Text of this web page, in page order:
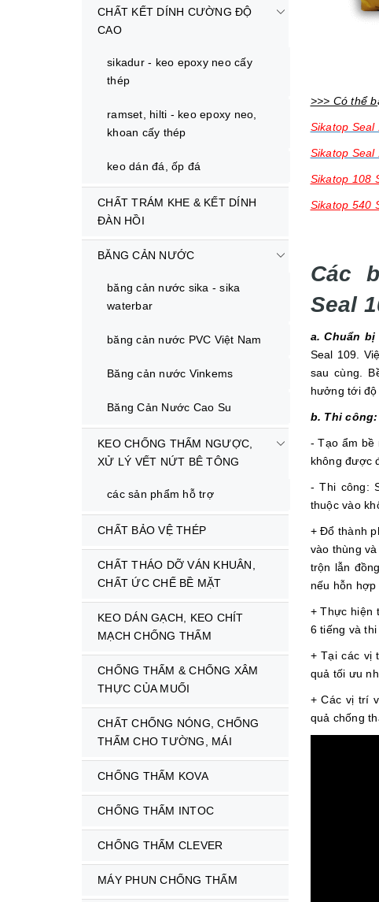
CHẤT KẾT DÍNH CƯỜNG ĐỘ
CAO
sikadur - keo epoxy neo cấy
thép
ramset, hilti - keo epoxy neo,
khoan cấy thép
keo dán đá, ốp đá
CHẤT TRÁM KHE & KẾT DÍNH
ĐÀN HỒI
BĂNG CẢN NƯỚC
băng cản nước sika - sika
waterbar
băng cản nước PVC Việt Nam
Băng cản nước Vinkems
Băng Cản Nước Cao Su
KEO CHỐNG THẤM NGƯỢC,
XỬ LÝ VẾT NỨT BÊ TÔNG
các sản phẩm hỗ trợ
CHẤT BẢO VỆ THÉP
CHẤT THÁO DỠ VÁN KHUÂN,
CHẤT ỨC CHẾ BỀ MẶT
KEO DÁN GẠCH, KEO CHÍT
MẠCH CHỐNG THẤM
CHỐNG THẤM & CHỐNG XÂM
THỰC CỦA MUỐI
CHẤT CHỐNG NÓNG, CHỐNG
THẤM CHO TƯỜNG, MÁI
CHỐNG THẤM KOVA
CHỐNG THẤM INTOC
CHỐNG THẤM CLEVER
MÁY PHUN CHỐNG THẤM
>>> Có thể
Sikatop Seal
Sikatop Seal
Sikatop 108
Sikatop 540
Các
Seal
a. Chuẩn bị
Seal 109.
sau cùng.
hưởng tới độ
b. Thi công:
- Tạo ẩm bề
không được
- Thi công:
thuộc vào
+ Đổ thành
vào thùng
trộn lẫn
nếu hỗn hợp
+ Thực hiện
6 tiếng và
+ Tại các vị
quả tối ưu
+ Các vị trí
quả chống